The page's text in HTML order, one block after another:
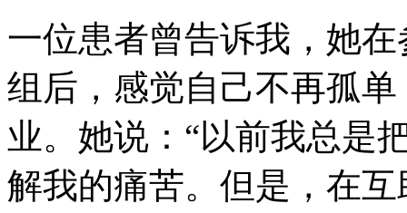
一位患者曾告诉我，她
组后，感觉自己不再孤
业。她说：“以前我总是
解我的痛苦。但是，在